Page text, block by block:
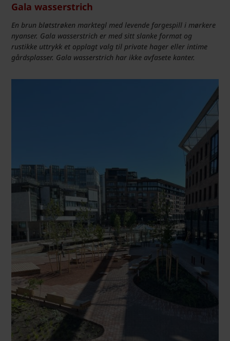
Gala wasserstrich
En brun bløtstrøken marktegl med levende fargespill i mørkere
nyanser. Gala wasserstrich er med sitt slanke format og
rustikke uttrykk et opplagt valg til private hager eller intime
gårdsplasser. Gala wasserstrich har ikke avfasete kanter.